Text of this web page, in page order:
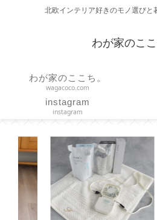
北欧インテリア好きのモノ選びと
わが家のここ
わが家のここち。
wagacoco.com
instagram
instagram